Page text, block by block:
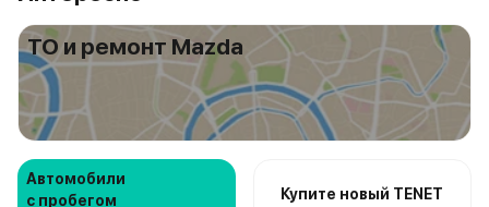
ТО и ремонт Mazda
Автомобили
с пробегом
Купите новый TENET